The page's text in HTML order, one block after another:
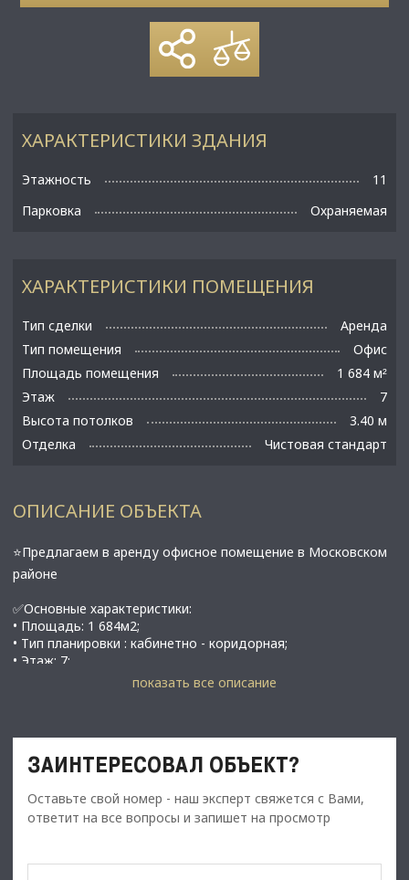
ХАРАКТЕРИСТИКИ ПОМЕЩЕНИЯ
Тип сделки
Аренда
Тип помещения
Офис
Площадь помещения
1 684 м²
Этаж
7
Высота потолков
3.40 м
Отделка
Чистовая стандарт
ХАРАКТЕРИСТИКИ ЗДАНИЯ
Этажность
11
Парковка
Охраняемая
ОПИСАНИЕ ОБЪЕКТА
⭐Предлагаем в аренду офисное помещение в Московском
районе
✅Основные характеристики:
• Площадь: 1 684м2;
• Тип планировки : кабинетно - коридорная;
• Этаж: 7;
• м.Московская 10 минут пешком.
• Арендная ставка - 1 389 за 1 м2, за все помещение 2 339
​​​​​​​• С НДС
• Срок договора - длительный (от 11 мес.);
показать все описание
ЗАИНТЕРЕСОВАЛ ОБЪЕКТ?
Оставьте свой номер - наш эксперт свяжется с Вами,
ответит на все вопросы и запишет на просмотр